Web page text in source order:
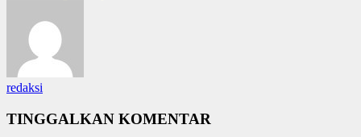
redaksi
TINGGALKAN KOMENTAR